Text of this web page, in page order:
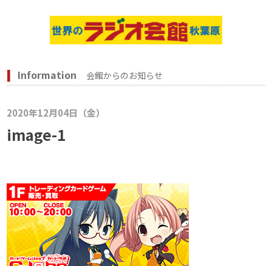
Information 会館からのお知らせ
2020年12月04日（金）
image-1